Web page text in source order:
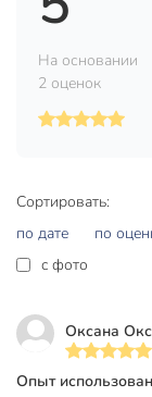
Количество
Бренд
Страна
Материал
Цвет
Тип
Сортировать:
по дате
по
c фото
Оксана
Опыт
На основании
2 оценок